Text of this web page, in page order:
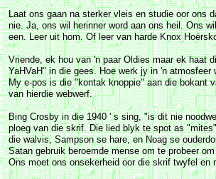
Laat ons gaan na sterker vleis en studie oor ons
nie. Ja, ons wil herinner word aan ons heil. Ons
een. Leer uit hom. Of leer van harde Knox
Vriende, ek hou van 'n paar Oldies maar ek haat
YaHVaH" in die gees. Hoe werk jy in 'n
My e-pos is die "kontak knoppie" aan die bokant
van hierdie webwerf.
Bing Crosby in die 1940 ' s sing, "is dit nie
ploeg van die skrif. Die lied blyk te spot as
die walvis, Sampson se hare, en Noag se
Satan gebruik beroemde mense om te probeer
Ons moet ons onsekerheid oor die skrif twyfel en